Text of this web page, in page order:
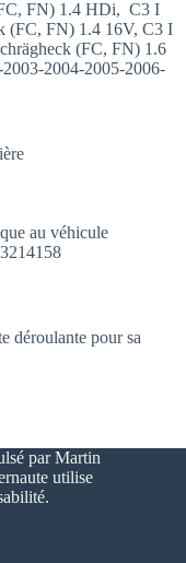
FN) 1.4 HDi, C3 I
(FC, FN) 1.4 16V, C3 I
(FC, FN) 1.6
2004-2005-2006-
au véhicule
déroulante pour sa
par Martin
utilise